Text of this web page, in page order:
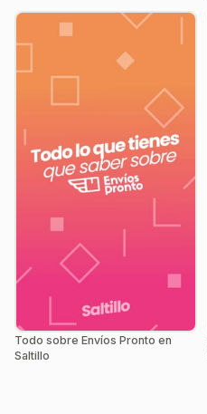
Todo sobre Envíos Pronto en
Saltillo